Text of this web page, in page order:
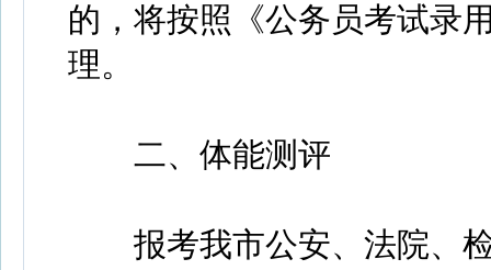
的，将按照《公务员考试录
理。
二、体能测评
报考我市公安、法院、检